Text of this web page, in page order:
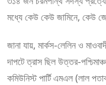
মধ্যে কেউ কেউ জামিনে, কেউ
জানা যায়, মার্কস-লেলিন ও
দাপটে ত্রাস ছিল উত্তর-
কমিউনিস্ট পার্টি এমএল (লাল